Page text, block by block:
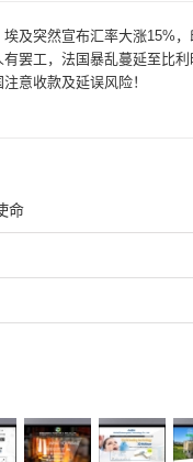
埃及突然宣布汇率大涨15%
有罢工，法国暴乱蔓延至比
意收款及延误风险！
命